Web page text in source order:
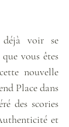
déjà voir se
vous êtes
nouvelle
Place dans
des scories
et